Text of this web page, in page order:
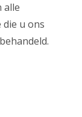
alle
u ons